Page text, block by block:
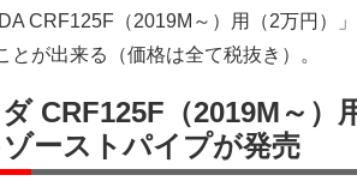
CRF125F（2019M～）用（2万円）
が出来る（価格は全て税抜き）。
CRF125F（2019M～）
ーストパイプが発売